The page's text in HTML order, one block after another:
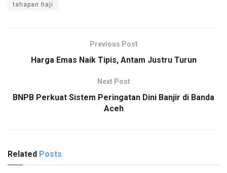
tahapan haji
Previous Post
Harga Emas Naik Tipis, Antam Justru Turun
Next Post
BNPB Perkuat Sistem Peringatan Dini Banjir di Banda
Aceh
Related Posts